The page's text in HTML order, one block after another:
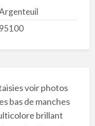
95100
voir photos
bas de manches
brillant